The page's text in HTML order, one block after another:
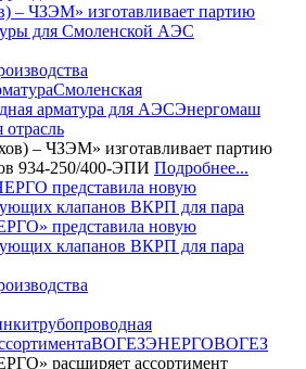
– ЧЗЭМ» изготавливает партию
для Смоленской АЭС
Смоленская
арматура для АЭСЭнергомаш
отрасль
– ЧЗЭМ» изготавливает партию
934-250/400-ЭПИ Подробнее...
представила новую
клапанов ВКРП для пара
трубопроводная
ВОГЕЗЭНЕРГОВОГЕЗ
расширяет ассортимент